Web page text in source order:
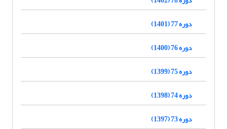
دوره 77 (1401)
دوره 76 (1400)
دوره 75 (1399)
دوره 74 (1398)
دوره 73 (1397)